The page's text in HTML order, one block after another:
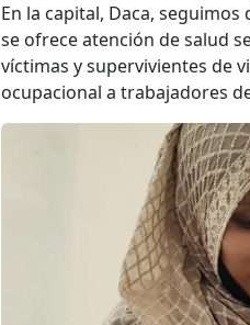
En la capital, Daca,
se ofrece atención de salud
víctimas y supervivientes de
ocupacional a trabajadores